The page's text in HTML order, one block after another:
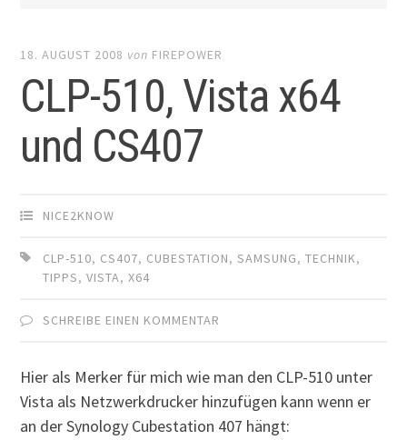
18. AUGUST 2008 von FIREPOWER
CLP-510, Vista x64
und CS407
NICE2KNOW
CLP-510, CS407, CUBESTATION,SAMSUNG,TECHNIK,
TIPPS,VISTA,X64
SCHREIBE EINEN KOMMENTAR
Hier als Merker für mich wie man den CLP-510 unter
Vista als Netzwerkdrucker hinzufügen kann wenn er
an der Synology Cubestation 407 hängt: